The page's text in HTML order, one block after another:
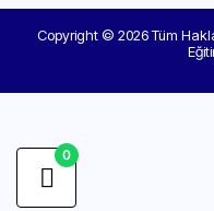
Copyright © 2026 Tüm
0